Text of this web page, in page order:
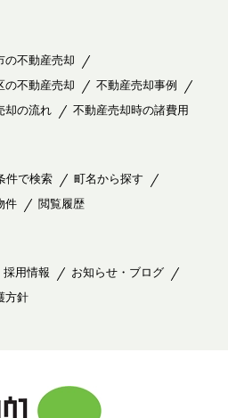
の不動産売却
の不動産売却
不動産売却事例
却の流れ 不動産売却時の諸費用
件で検索
町名から探す
件 閲覧履歴
採用情報
お知らせ・ブログ
方針